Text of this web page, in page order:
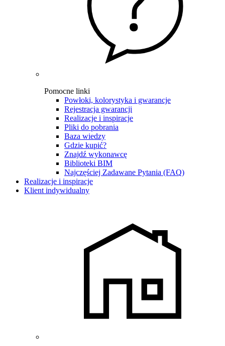
Pomocne linki
Powłoki, kolorystyka i gwarancje
Rejestracja gwarancji
Realizacje i inspiracje
Pliki do pobrania
Baza wiedzy
Gdzie kupić?
Znajdź wykonawcę
Biblioteki BIM
Najczęściej Zadawane Pytania (FAQ)
Realizacje i inspiracje
Klient indywidualny